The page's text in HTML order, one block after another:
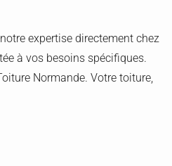
expertise directement chez
à vos besoins spécifiques.
Normande. Votre toiture,